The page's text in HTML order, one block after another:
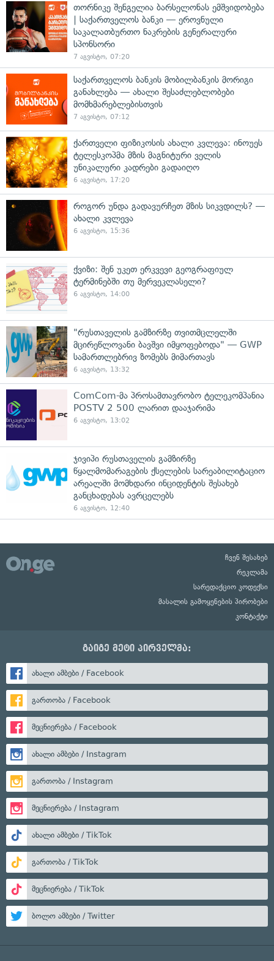
თორნიკე შენგელია ბარსელონას ემშვიდობება
| საქართველოს ბანკი — ეროვნული
საკალათბურთო ნაკრების გენერალური
სპონსორი
7 აგვისტო, 07:20
საქართველოს ბანკის მობილბანკის მორიგი
განახლება — ახალი შესაძლებლობები
მომხმარებლებისთვის
7 აგვისტო, 07:12
ქართველი ფიზიკოსის ახალი კვლევა: ინოუეს
ტელესკოპმა მზის მაგნიტური ველის
უნიკალური კადრები გადაიღო
6 აგვისტო, 17:20
როგორ უნდა გადავურჩეთ მზის სიკვდილს? —
ახალი კვლევა
6 აგვისტო, 15:36
ქვიზი: შენ უკეთ ერკვევი გეოგრაფიულ
ტერმინებში თუ მერვეკლასელი?
6 აგვისტო, 14:00
"რუსთაველის გამზირზე თვითმცლელში
მცირეწლოვანი ბავშვი იმყოფებოდა" — GWP
სამართლებრივ ზომებს მიმართავს
6 აგვისტო, 13:32
ComCom-მა პროსამთავრობო ტელეკომპანია
POSTV 2 500 ლარით დააჯარიმა
6 აგვისტო, 13:02
ჯივიპი რუსთაველის გამზირზე
წყალმომარაგების ქსელების სარეაბილიტაციო
არეალში მომხდარი ინციდენტის შესახებ
განცხადებას ავრცელებს
6 აგვისტო, 12:40
ჩვენ შესახებ
რეკლამა
სარედაქციო კოდექსი
მასალის გამოყენების პირობები
კონტაქტი
გაიგე მეტი პირველმა:
ახალი ამბები / Facebook
გართობა / Facebook
მეცნიერება / Facebook
ახალი ამბები / Instagram
გართობა / Instagram
მეცნიერება / Instagram
ახალი ამბები / TikTok
გართობა / TikTok
მეცნიერება / TikTok
ბოლო ამბები / Twitter